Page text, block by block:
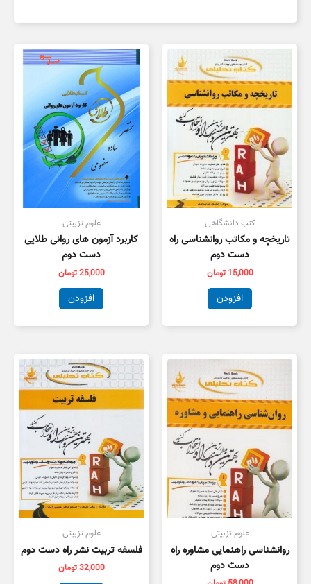
کتب دانشگاهی
تاریخچه و مکاتب روانشناسی راه
دست دوم
15,000 تومان
افزودن
علوم تزبیتی
کاربرد آزمون های روانی طلایی
دست دوم
25,000تومان
افزودن
علوم تزبیتی
روانشناسی راهنمایی مشاوره راه
دست دوم
علوم تزبیتی
فلسفه تربیت نشر راه دست دوم
32,000تومان